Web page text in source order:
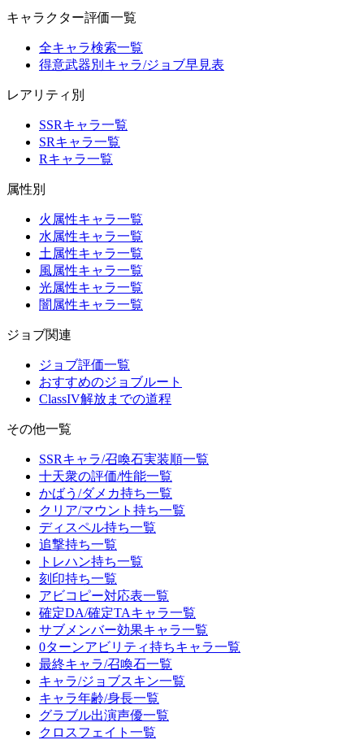
キャラクター評価一覧
全キャラ検索一覧
得意武器別キャラ/ジョブ早見表
レアリティ別
SSRキャラ一覧
SRキャラ一覧
Rキャラ一覧
属性別
火属性キャラ一覧
水属性キャラ一覧
土属性キャラ一覧
風属性キャラ一覧
光属性キャラ一覧
闇属性キャラ一覧
ジョブ関連
ジョブ評価一覧
おすすめのジョブルート
ClassIV解放までの道程
その他一覧
SSRキャラ/召喚石実装順一覧
十天衆の評価/性能一覧
かばう/ダメカ持ち一覧
クリア/マウント持ち一覧
ディスペル持ち一覧
追撃持ち一覧
トレハン持ち一覧
刻印持ち一覧
アビコピー対応表一覧
確定DA/確定TAキャラ一覧
サブメンバー効果キャラ一覧
0ターンアビリティ持ちキャラ一覧
最終キャラ/召喚石一覧
キャラ/ジョブスキン一覧
キャラ年齢/身長一覧
グラブル出演声優一覧
クロスフェイト一覧